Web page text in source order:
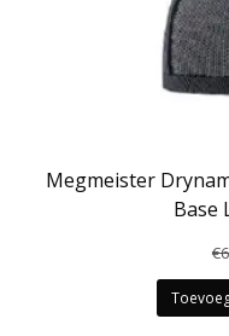
Megmeister
Base
€